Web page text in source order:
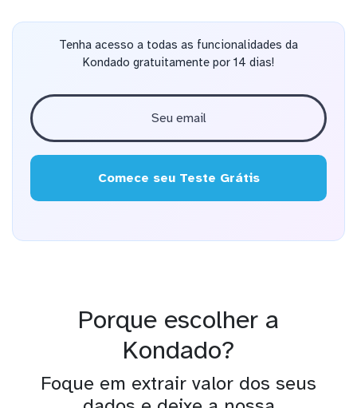
Tenha acesso a todas as funcionalidades da
Kondado gratuitamente por 14 dias!
Comece seu Teste Grátis
Porque escolher a
Kondado?
Foque em extrair valor dos seus